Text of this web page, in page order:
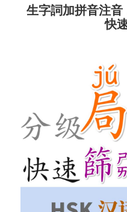
生字詞加拼音注
快